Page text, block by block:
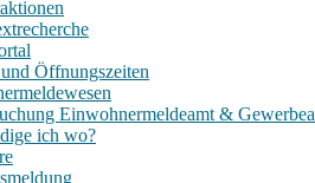
Öffnungszeiten
Einwohnermeldeamt &
ich wo?